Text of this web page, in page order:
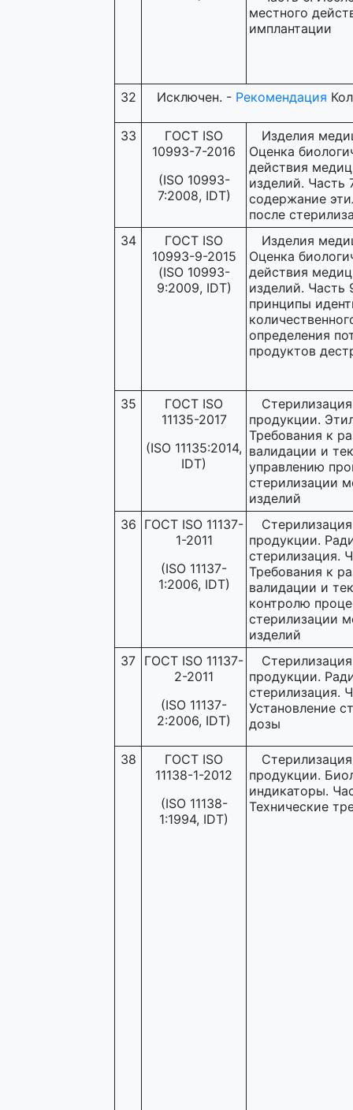
местного
имплантации
32 Исключен. - Рекомендация
33
ГОСТ ISO
10993-7-2016
(ISO 10993-
7:2008, IDT)
Изделия
Оценка
действия
изделий. Часть
содержание
после
34
ГОСТ ISO
10993-9-2015
(ISO 10993-
9:2009, IDT)
Изделия
Оценка
действия
изделий. Часть
принципы
определения
продуктов
35
ГОСТ ISO
11135-2017
(ISO 11135:2014,
IDT)
продукции.
Требования к
валидации и
управлению
стерилизации
изделий
36 ГОСТ ISO 11137-
1-2011
(ISO 11137-
1:2006, IDT)
продукции.
стерилизация.
Требования к
валидации и
контролю
стерилизации
изделий
37 ГОСТ ISO 11137-
2-2011
(ISO 11137-
2:2006, IDT)
продукции.
стерилизация.
Установление
дозы
38
ГОСТ ISO
11138-1-2012
(ISO 11138-
1:1994, IDT)
продукции.
индикаторы.
Технические